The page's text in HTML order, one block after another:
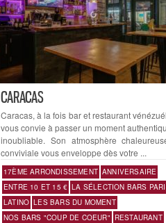
CARACAS
Caracas, à la fois bar et restaurant
vous convie à passer un moment
inoubliable. Son atmosphère
conviviale vous enveloppe dès votre ...
17ÈME ARRONDISSEMENT ANNIVERSAIRE
ENTRE 10 ET 15 € LA SÉLECTION BARS
LATINO LES BARS DU MOMENT
NOS BARS "COUP DE COEUR" RESTAURANT